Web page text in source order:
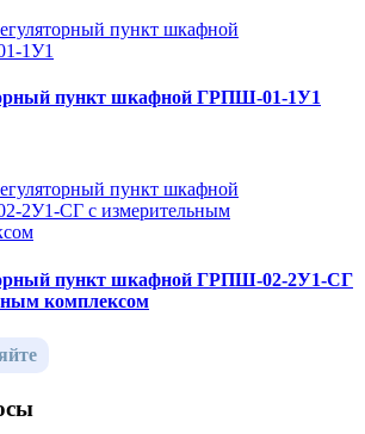
пункт шкафной ГРПШ-01-1У1
пункт шкафной ГРПШ-02-2У1-СГ
комплексом